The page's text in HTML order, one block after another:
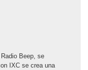
Beep, se
IXC se crea una